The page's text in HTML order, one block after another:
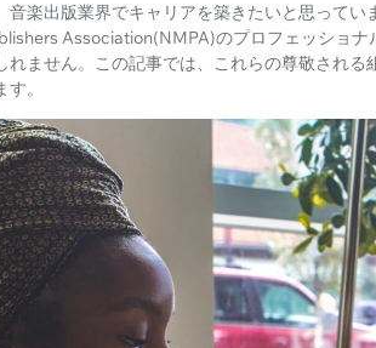
音楽出版業界でキャリアを築きたいと思って
Association(NMPA)のプロフェッショ
れません。この記事では、これらの尊敬され
。